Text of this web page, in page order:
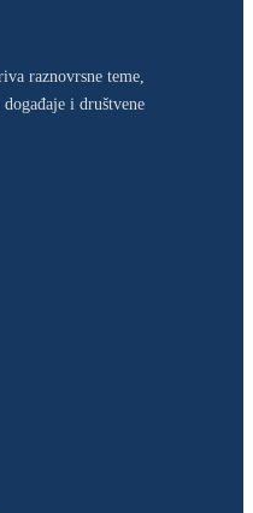
raznovrsne teme,
i društvene